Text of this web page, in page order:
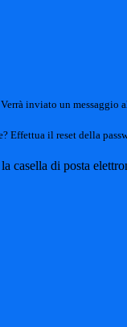
Verrà inviato un messaggio
Effettua il reset della
casella di posta